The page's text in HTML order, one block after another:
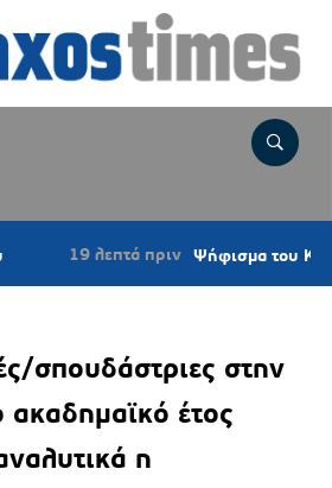
λεπτά πριν Ψήφισμα του Κυνηγετικού
σπουδάστριες στην
έτος
η